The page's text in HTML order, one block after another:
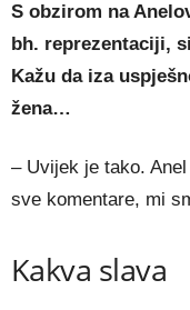
S obzirom na
bh. reprezentaciji,
Kažu da iza
žena…
– Uvijek je tako.
sve komentare, mi
Kakva slava